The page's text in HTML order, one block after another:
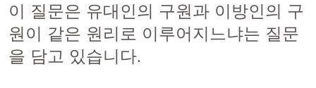
이 질문은 유대인의 구원과 이방인의 구
원이 같은 원리로 이루어지느냐는 질문
을 담고 있습니다.